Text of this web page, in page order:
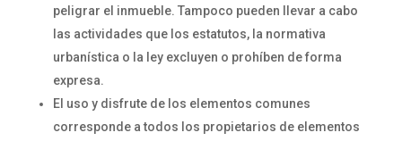
peligrar el inmueble. Tampoco pueden llevar a cabo
las actividades que los estatutos, la normativa
urbanística o la ley excluyen o prohíben de forma
expresa.
El uso y disfrute de los elementos comunes
corresponde a todos los propietarios de elementos